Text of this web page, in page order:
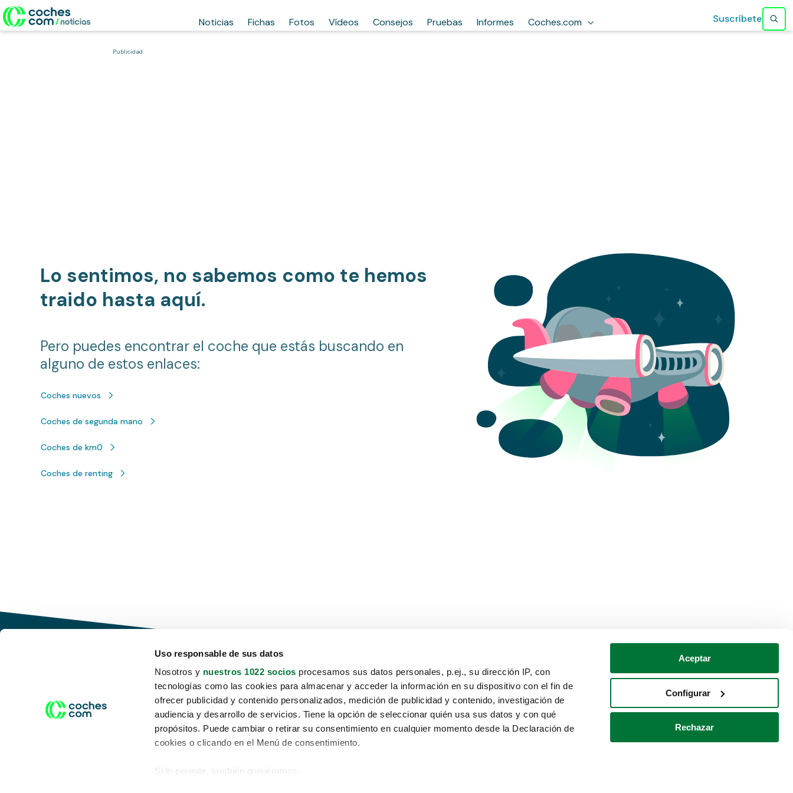
Uso responsable de sus datos
Nosotros y nuestros 1022 socios procesamos sus datos personales, p.ej., su dirección IP, con
tecnologías como las cookies para almacenar y acceder la información en su dispositivo con el fin de
ofrecer publicidad y contenido personalizados, medición de publicidad y contenido, investigación de
audiencia y desarrollo de servicios. Tiene la opción de seleccionar quién usa sus datos y con qué
propósitos. Puede cambiar o retirar su consentimiento en cualquier momento desde la Declaración de
cookies o clicando en el Menú de consentimiento.
Si lo permite, también quisiéramos:
Aceptar
Configurar
Rechazar
Noticias Fichas Fotos Vídeos Consejos Pruebas Informes Coches.com Suscríbete
Publicidad
Lo sentimos, no sabemos como te hemos
traido hasta aquí.
Pero puedes encontrar el coche que estás buscando en
alguno de estos enlaces:
Coches nuevos
Coches de segunda mano
Coches de km0
Coches de renting
Conduce tu futuro,
desata tu movilidad